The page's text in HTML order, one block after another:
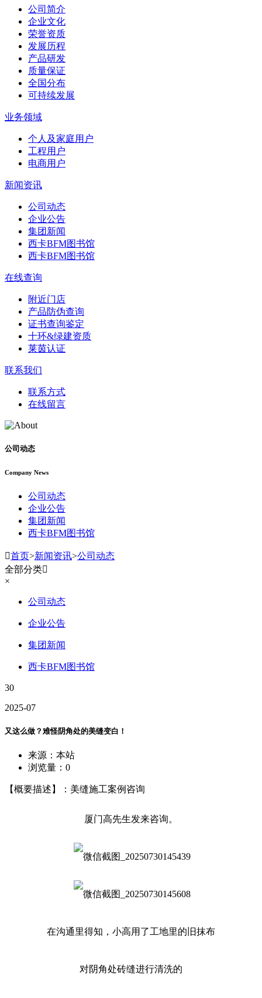
公司简介
企业文化
荣誉资质
发展历程
产品研发
质量保证
全国分布
可持续发展
业务领域
个人及家庭用户
工程用户
电商用户
新闻资讯
公司动态
企业公告
集团新闻
西卡BFM图书馆
西卡BFM图书馆
在线查询
附近门店
产品防伪查询
证书查询鉴定
十环&绿建资质
莱茵认证
联系我们
联系方式
在线留言
公司动态
Company News
公司动态
企业公告
集团新闻
西卡BFM图书馆
首页>新闻资讯>公司动态
全部分类
×
公司动态
企业公告
集团新闻
西卡BFM图书馆
30
2025-07
又这么做？难怪阴角处的美缝变白！
来源：本站
浏览量： 0
【概要描述】：美缝施工案例咨询
厦门高先生发来咨询。
在沟通里得知，小高用了工地里的旧抹布
对阴角处砖缝进行清洗的